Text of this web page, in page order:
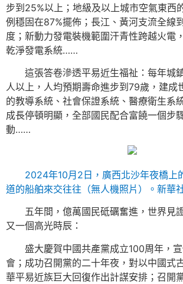
步到25%以上；地級及以上城市空氣東西
例穩固在87%擺佈；長江、黃河支流全線
度；新動力發電裝機範圍汗青性跨越火電
乾淨發電系統……
這張答卷滲透平易近生福祉：每年城
人以上，人均預期壽命進步到79歲，建成
的教導系統、社會保證系統、醫療衛生系
成長停頓明顯，全部國民配合富饒一個步
動……
2024年10月2日，廣西北沙年夜橋上
道的船舶來交往往（無人機照片）。新華
五年間，億萬國民砥礪奮進，世界見
又一個高光時辰：
盛大慶賀中國共產黨成立100周年，宣
會；成功召開黨的二十年夜，對以中國式
華平易近族巨大回復作出計謀安排；召開